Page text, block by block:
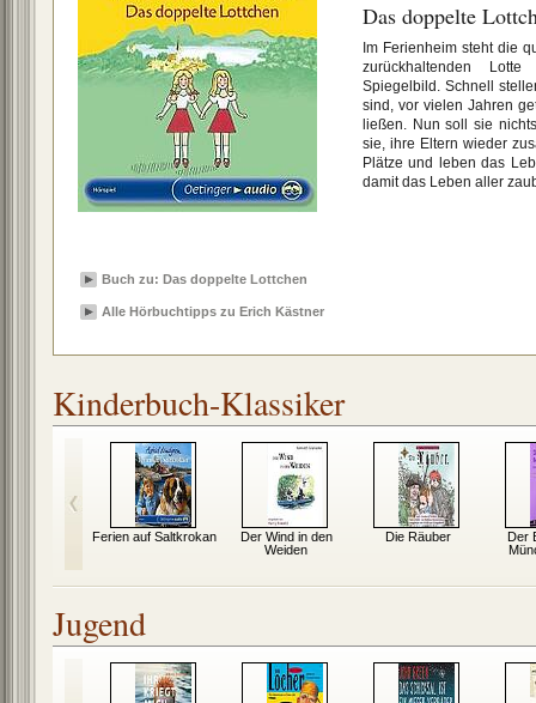
Das doppelte
Im Ferienheim steht die
zurückhaltenden
Spiegelbild. Schnell
sind, vor vielen Jahren
ließen. Nun soll sie
sie, ihre Eltern wieder
Plätze und leben das
damit das Leben aller
Buch zu: Das doppelte Lottchen
Alle Hörbuchtipps zu Erich Kästner
Kinderbuch-Klassiker
Ferien auf Saltkrokan
Der Wind in den
Weiden
Die Räuber
Der
Jugend